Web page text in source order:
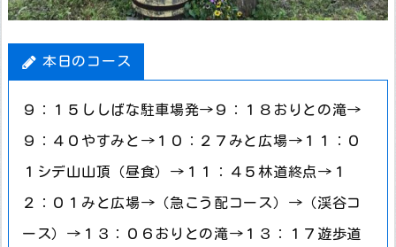
本日のコース
９：１５ししばな駐車場発→９：１８おりとの滝→
９：４０やすみと→１０：２７みと広場→１１：０
１シデ山山頂（昼食）→１１：４５林道終点→１
２：０１みと広場→（急こう配コース）→（渓谷コ
ース）→１３：０６おりとの滝→１３：１７遊歩道